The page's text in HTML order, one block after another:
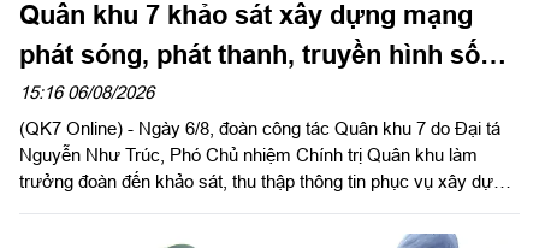
Quân khu 7 khảo sát xây dựng mạng
phát sóng, phát thanh, truyền hình số
mặt đất tại Trung đoàn 271
15:16 06/08/2026
(QK7 Online) - Ngày 6/8, đoàn công tác Quân khu 7 do Đại tá
Nguyễn Như Trúc, Phó Chủ nhiệm Chính trị Quân khu làm
trưởng đoàn đến khảo sát, thu thập thông tin phục vụ xây dựng
mặt đất toàn quân dự phòng chiến lược quốc gia” (Đề án 3094)